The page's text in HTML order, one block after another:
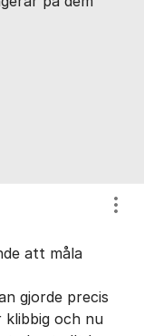
att måla
gjorde precis
klibbig och nu